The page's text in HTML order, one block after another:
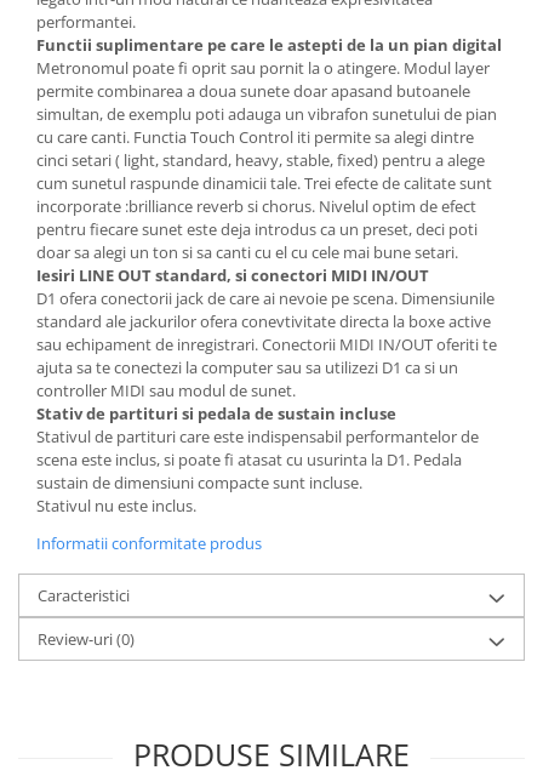
performantei.
Functii suplimentare pe care le astepti de la un pian digital
Metronomul poate fi oprit sau pornit la o atingere. Modul layer
permite combinarea a doua sunete doar apasand butoanele
simultan, de exemplu poti adauga un vibrafon sunetului de pian
cu care canti. Functia Touch Control iti permite sa alegi dintre
cinci setari ( light, standard, heavy, stable, fixed) pentru a alege
cum sunetul raspunde dinamicii tale. Trei efecte de calitate sunt
incorporate :brilliance reverb si chorus. Nivelul optim de efect
pentru fiecare sunet este deja introdus ca un preset, deci poti
doar sa alegi un ton si sa canti cu el cu cele mai bune setari.
Iesiri LINE OUT standard, si conectori MIDI IN/OUT
D1 ofera conectorii jack de care ai nevoie pe scena. Dimensiunile
standard ale jackurilor ofera conevtivitate directa la boxe active
sau echipament de inregistrari. Conectorii MIDI IN/OUT oferiti te
ajuta sa te conectezi la computer sau sa utilizezi D1 ca si un
controller MIDI sau modul de sunet.
Stativ de partituri si pedala de sustain incluse
Stativul de partituri care este indispensabil performantelor de
scena este inclus, si poate fi atasat cu usurinta la D1. Pedala
sustain de dimensiuni compacte sunt incluse.
Stativul nu este inclus.
Informatii conformitate produs
Caracteristici
Review-uri(0)
PRODUSE SIMILARE